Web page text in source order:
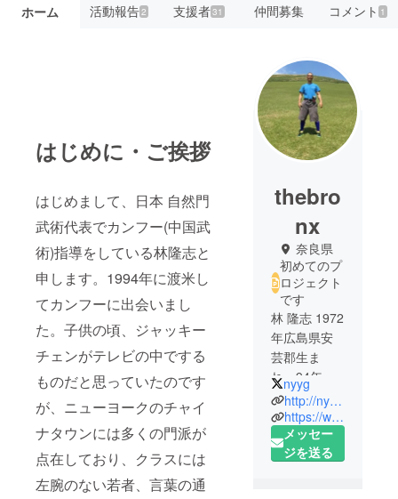
ホーム 活動報告2 支援者31 仲間募集 コメント 1
はじめに・ご挨拶
はじめまして、日本 自然門
武術代表でカンフー(中国武
術)指導をしている林隆志と
申します。1994年に渡米し
てカンフーに出会いまし
た。子供の頃、ジャッキー
チェンがテレビの中でする
ものだと思っていたのです
が、ニューヨークのチャイ
ナタウンには多くの門派が
点在しており、クラスには
左腕のない若者、言葉の通
thebro
nx
奈良県
初めてのプ
ロジェクト
です
林 隆志 1972
年広島県安
芸郡生ま
れ。94年米
国ニュー
ヨーク渡
米、 ニュー
ヨークで武
nyyg
http://nyyg.com/
https://www.facebook.com/japanziranmen/
メッセー
ジを送る